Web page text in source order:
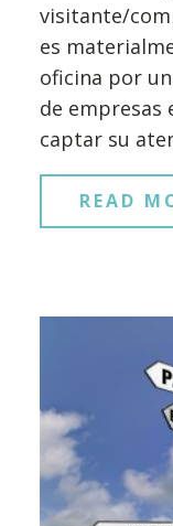
visitante/
es
oficina por
de
captar su
READ